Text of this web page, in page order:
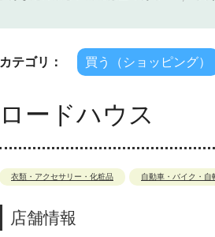
カテゴリ： 買う（ショッピング）
ロードハウス
衣類・アクセサリー・化粧品 自動車・バイク・自
店舗情報